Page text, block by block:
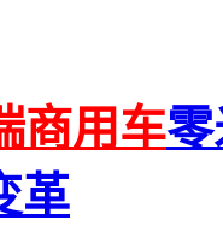
商用车
革